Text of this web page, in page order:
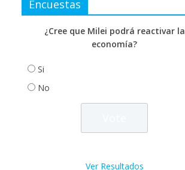
Encuestas
¿Cree que Milei podrá reactivar la
economía?
Si
No
Ver Resultados